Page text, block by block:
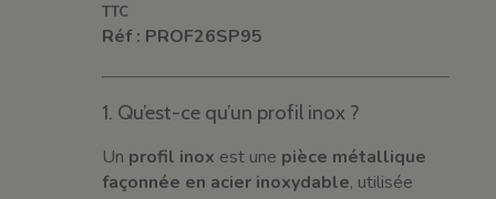
TTC
Réf : PROF26SP95
1. Qu’est-ce qu’un profil inox ?
Un profil inox est une pièce métallique
façonnée en acier inoxydable, utilisée